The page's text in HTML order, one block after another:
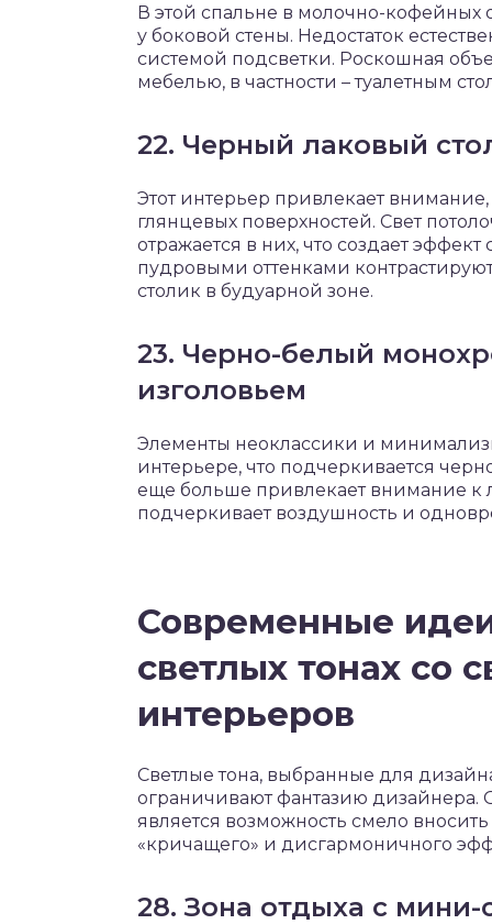
В этой спальне в молочно-кофейных
у боковой стены. Недостаток
системой подсветки. Роскошная
мебелью, в частности – туалетным
22. Черный лаковый
Этот интерьер привлекает
глянцевых поверхностей. Свет
отражается в них, что создает
пудровыми оттенками
столик в будуарной зоне.
23. Черно-белый
изголовьем
Элементы неоклассики и
интерьере, что подчеркивается
еще больше привлекает внимание
подчеркивает воздушность и
Современные
светлых тонах со
интерьеров
Светлые тона, выбранные для
ограничивают фантазию
является возможность смело
«кричащего» и дисгармоничного
28. Зона отдыха с мини-